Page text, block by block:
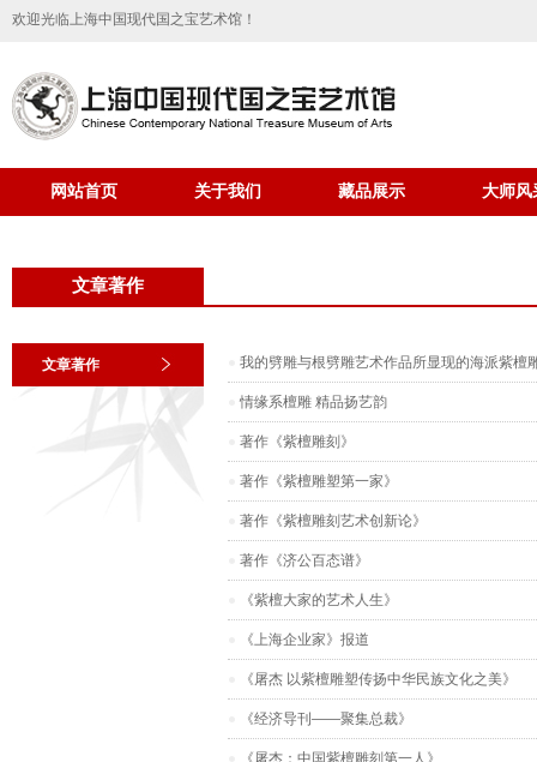
欢迎光临上海中国现代国之宝艺术馆！
网站首页 关于我们 藏品展示 大师风
文章著作
文章著作 我的劈雕与根劈雕艺术作品所显现的海派紫檀
情缘系檀雕 精品扬艺韵
著作《紫檀雕刻》
著作《紫檀雕塑第一家》
著作《紫檀雕刻艺术创新论》
著作《济公百态谱》
《紫檀大家的艺术人生》
《上海企业家》报道
《屠杰 以紫檀雕塑传扬中华民族文化之美》
《经济导刊——聚集总裁》
《屠杰：中国紫檀雕刻第一人》